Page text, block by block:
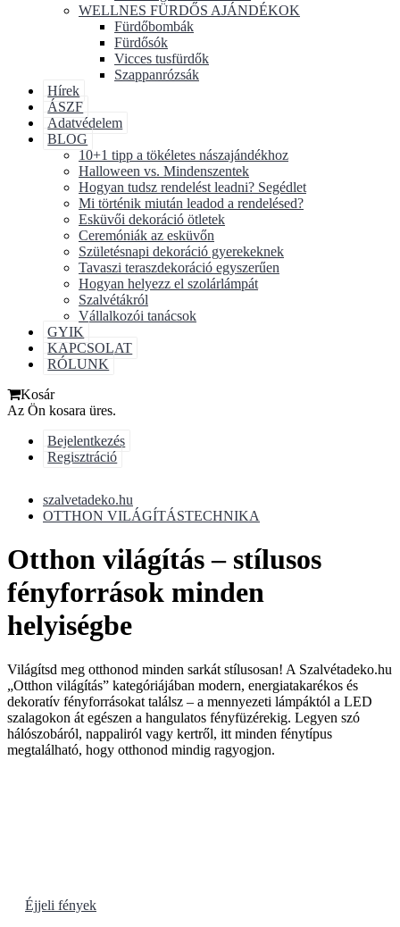
WELLNES FÜRDŐS AJÁNDÉKOK
Fürdőbombák
Fürdősók
Vicces tusfürdők
Szappanrózsák
Hírek
ÁSZF
Adatvédelem
BLOG
10+1 tipp a tökéletes nászajándékhoz
Halloween vs. Mindenszentek
Hogyan tudsz rendelést leadni? Segédlet
Mi történik miután leadod a rendelésed?
Esküvői dekoráció ötletek
Ceremóniák az esküvőn
Születésnapi dekoráció gyerekeknek
Tavaszi teraszdekoráció egyszerűen
Hogyan helyezz el szolárlámpát
Szalvétákról
Vállalkozói tanácsok
GYIK
KAPCSOLAT
RÓLUNK
Kosár
Az Ön kosara üres.
Bejelentkezés
Regisztráció
szalvetadeko.hu
OTTHON VILÁGÍTÁSTECHNIKA
Otthon világítás – stílusos
fényforrások minden
helyiségbe
Világítsd meg otthonod minden sarkát stílusosan! A Szalvétadeko.hu
„Otthon világítás” kategóriájában modern, energiatakarékos és
dekoratív fényforrásokat találsz – a mennyezeti lámpáktól a LED
szalagokon át egészen a hangulatos fényfüzérekig. Legyen szó
hálószobáról, nappaliról vagy kertről, itt minden fénytípus
megtalálható, hogy otthonod mindig ragyogjon.
Éjjeli fények